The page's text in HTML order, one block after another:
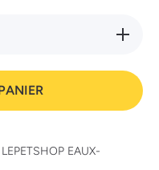
la
Soft
rouge 11
cm
LEPETSHOP EAUX-